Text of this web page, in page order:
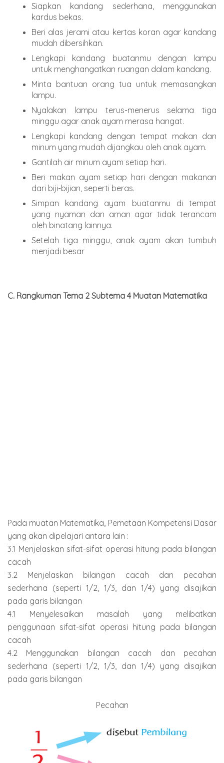
Siapkan kandang sederhana, menggunakan
kardus bekas.
Beri alas jerami atau kertas koran agar kandang
mudah dibersihkan.
Lengkapi kandang buatanmu dengan lampu
untuk menghangatkan ruangan dalam kandang.
Minta bantuan orang tua untuk memasangkan
lampu.
Nyalakan lampu terus-menerus selama tiga
minggu agar anak ayam merasa hangat.
Lengkapi kandang dengan tempat makan dan
minum yang mudah dijangkau oleh anak ayam.
Gantilah air minum ayam setiap hari.
Beri makan ayam setiap hari dengan makanan
dari biji-bijian, seperti beras.
Simpan kandang ayam buatanmu di tempat
yang nyaman dan aman agar tidak terancam
oleh binatang lainnya.
Setelah tiga minggu, anak ayam akan tumbuh
menjadi besar
C. Rangkuman Tema 2 Subtema 4 Muatan Matematika
Pada muatan Matematika, Pemetaan Kompetensi Dasar
yang akan dipelajari antara lain :
3.1 Menjelaskan sifat-sifat operasi hitung pada bilangan
cacah
3.2 Menjelaskan bilangan cacah dan pecahan
sederhana (seperti 1/2, 1/3, dan 1/4) yang disajikan
pada garis bilangan
4.1 Menyelesaikan masalah yang melibatkan
penggunaan sifat-sifat operasi hitung pada bilangan
cacah
4.2 Menggunakan bilangan cacah dan pecahan
sederhana (seperti 1/2, 1/3, dan 1/4) yang disajikan
pada garis bilangan
Pecahan